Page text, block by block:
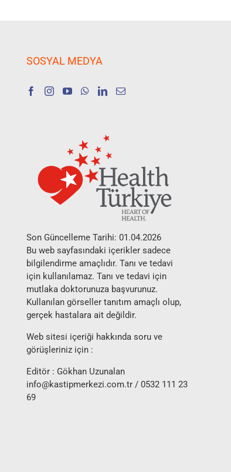
SOSYAL MEDYA
Son Güncelleme Tarihi: 01.04.2026
Bu web sayfasındaki içerikler sadece
bilgilendirme amaçlıdır. Tanı ve tedavi
için kullanılamaz. Tanı ve tedavi için
mutlaka doktorunuza başvurunuz.
Kullanılan görseller tanıtım amaçlı olup,
gerçek hastalara ait değildir.
Web sitesi içeriği hakkında soru ve
görüşleriniz için :
Editör : Gökhan Uzunalan
info@kastipmerkezi.com.tr/ 0532 111 23
69